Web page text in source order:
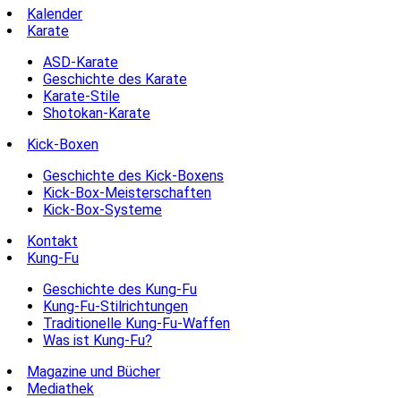
Kalender
Karate
ASD-Karate
Geschichte des Karate
Karate-Stile
Shotokan-Karate
Kick-Boxen
Geschichte des Kick-Boxens
Kick-Box-Meisterschaften
Kick-Box-Systeme
Kontakt
Kung-Fu
Geschichte des Kung-Fu
Kung-Fu-Stilrichtungen
Traditionelle Kung-Fu-Waffen
Was ist Kung-Fu?
Magazine und Bücher
Mediathek